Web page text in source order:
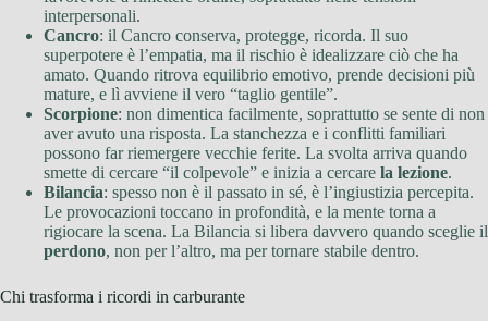
interpersonali.
Cancro: il Cancro conserva, protegge, ricorda. Il suo
superpotere è l’empatia, ma il rischio è idealizzare ciò che ha
amato. Quando ritrova equilibrio emotivo, prende decisioni più
mature, e lì avviene il vero “taglio gentile”.
Scorpione: non dimentica facilmente, soprattutto se sente di non
aver avuto una risposta. La stanchezza e i conflitti familiari
possono far riemergere vecchie ferite. La svolta arriva quando
smette di cercare “il colpevole” e inizia a cercare la lezione.
Bilancia: spesso non è il passato in sé, è l’ingiustizia percepita.
Le provocazioni toccano in profondità, e la mente torna a
rigiocare la scena. La Bilancia si libera davvero quando sceglie il
perdono, non per l’altro, ma per tornare stabile dentro.
Chi trasforma i ricordi in carburante